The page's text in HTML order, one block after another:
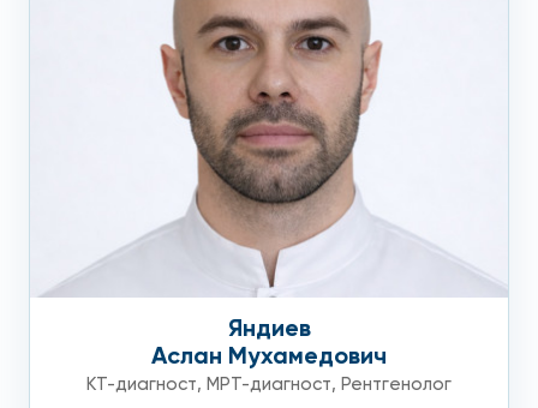
Яндиев
Аслан Мухамедович
КТ-диагност, МРТ-диагност, Рентгенолог